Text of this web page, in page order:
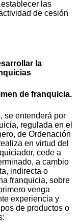
las
de cesión
la
de franquicia.
se entenderá por
regulada en el
de Ordenación
en virtud del
cede a
a cambio
indirecta o
franquicia, sobre
venga
experiencia y
de productos o